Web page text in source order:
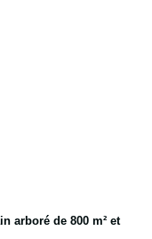
arboré de 800 m² et